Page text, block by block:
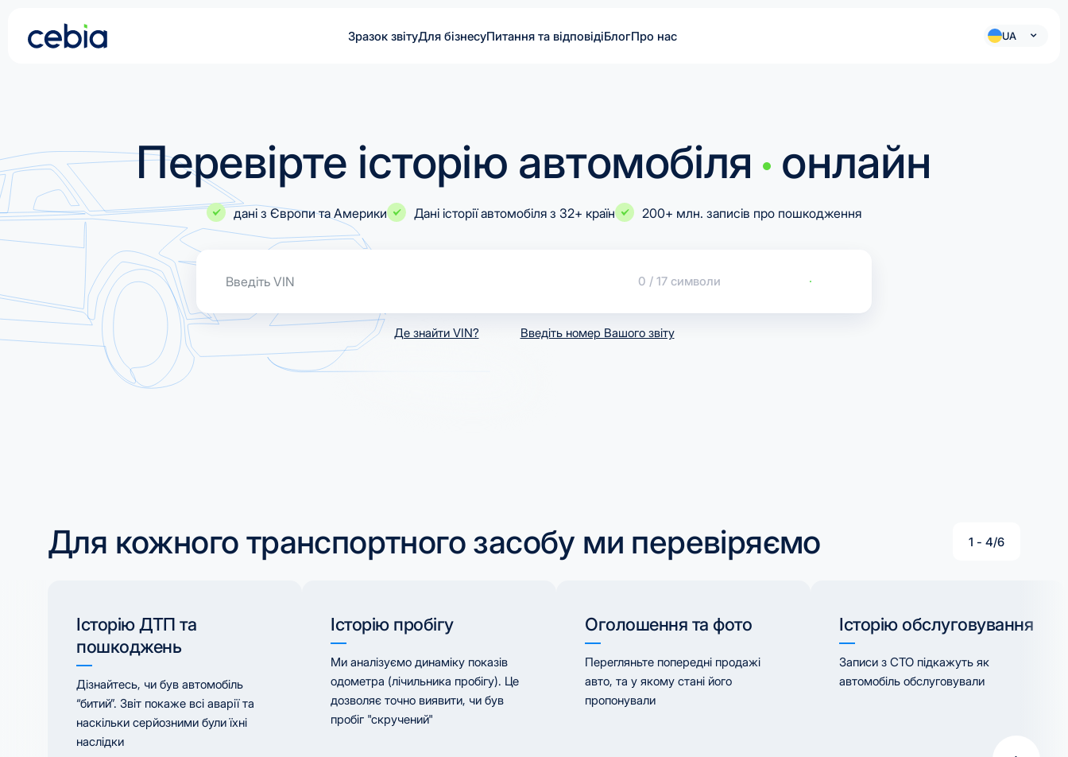
Зразок звітуДля бізнесуПитання та відповідіБлогПро нас UA
EN
DE
RO
FR
Перевірте історію автомобіля онлайн
дані з Європи та Америки Дані історії автомобіля з 32+ країн 200+ млн. записів про пошкодження
Введіть VIN 0 /17символи Перевірити
Де знайти VIN? Введіть номер Вашого звіту
Для кожного транспортного засобу ми перевіряємо 1 - 4/6
Історію ДТП та
пошкоджень
Дізнайтесь, чи був автомобіль
“битий”. Звіт покаже всі аварії та
наскільки серйозними були їхні
наслідки
Історію пробігу
Ми аналізуємо динаміку показів
одометра (лічильника пробігу). Це
дозволяє точно виявити, чи був
пробіг "скручений"
Оголошення та фото
Перегляньте попередні продажі
авто, та у якому стані його
пропонували
Історію обслуговування
Записи з СТО підкажуть як
автомобіль обслуговували